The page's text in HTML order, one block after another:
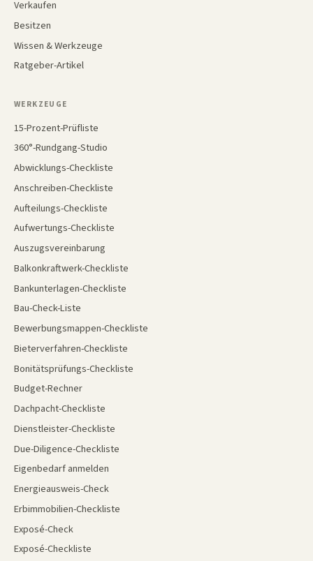
Verkaufen
Besitzen
Wissen & Werkzeuge
Ratgeber-Artikel
WERKZEUGE
15-Prozent-Prüfliste
360°-Rundgang-Studio
Abwicklungs-Checkliste
Anschreiben-Checkliste
Aufteilungs-Checkliste
Aufwertungs-Checkliste
Auszugsvereinbarung
Balkonkraftwerk-Checkliste
Bankunterlagen-Checkliste
Bau-Check-Liste
Bewerbungsmappen-Checkliste
Bieterverfahren-Checkliste
Bonitätsprüfungs-Checkliste
Budget-Rechner
Dachpacht-Checkliste
Dienstleister-Checkliste
Due-Diligence-Checkliste
Eigenbedarf anmelden
Energieausweis-Check
Erbimmobilien-Checkliste
Exposé-Check
Exposé-Checkliste